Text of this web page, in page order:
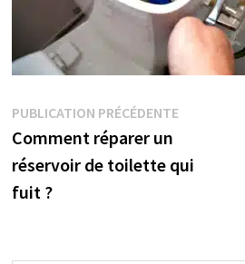
Navigation
de
l’article
PUBLICATION PRÉCÉDENTEPublication
Comment réparer un
réservoir de toilette qui
fuit ?